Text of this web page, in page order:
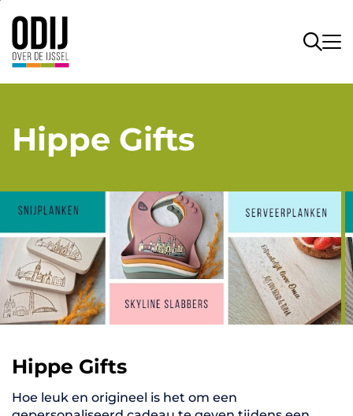
Hippe Gifts
Hippe Gifts
Hoe leuk en origineel is het om een